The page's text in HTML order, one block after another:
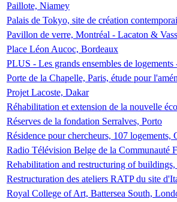
Paillote, Niamey
Palais de Tokyo, site de création
Pavillon de verre, Montréal - Lacaton &
Place Léon Aucoc, Bordeaux
PLUS - Les grands ensembles de
Porte de la Chapelle, Paris, étude pour
Projet Lacoste, Dakar
Réhabilitation et extension de la nouvelle
Réserves de la fondation Serralves, Porto
Résidence pour chercheurs, 107 logements,
Radio Télévision Belge de la Communauté
Rehabilitation and restructuring of
Restructuration des ateliers RATP du site
Royal College of Art, Battersea South,